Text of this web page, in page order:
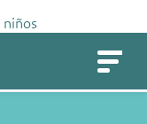
niños